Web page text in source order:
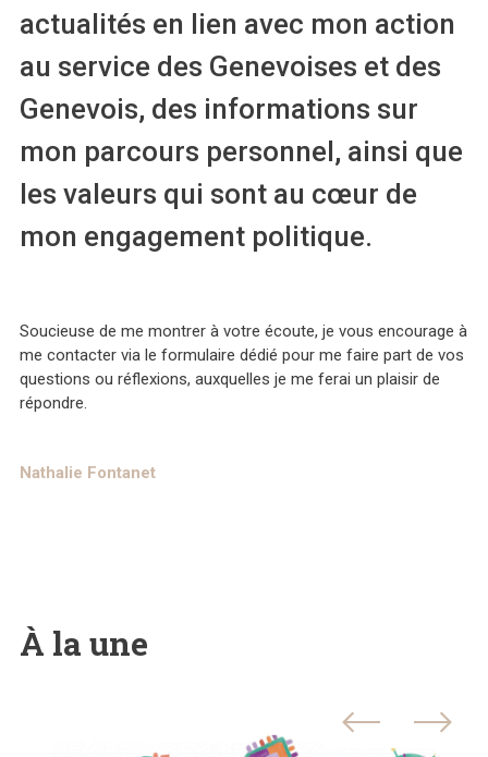
actualités en lien avec mon action
au service des Genevoises et des
Genevois, des informations sur
mon parcours personnel, ainsi que
les valeurs qui sont au cœur de
mon engagement politique.
Soucieuse de me montrer à votre écoute, je vous encourage à
me contacter via le formulaire dédié pour me faire part de vos
questions ou réflexions, auxquelles je me ferai un plaisir de
répondre.
Nathalie Fontanet
À la une